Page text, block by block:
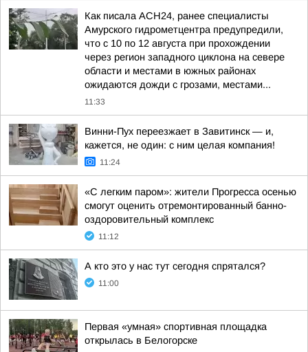
Как писала АСН24, ранее специалисты
Амурского гидрометцентра предупредили,
что с 10 по 12 августа при прохождении
через регион западного циклона на севере
области и местами в южных районах
ожидаются дожди с грозами, местами...
11:33
Винни-Пух переезжает в Завитинск — и,
кажется, не один: с ним целая компания!
11:24
«С легким паром»: жители Прогресса осенью
смогут оценить отремонтированный банно-
оздоровительный комплекс
11:12
А кто это у нас тут сегодня спрятался?
11:00
Первая «умная» спортивная площадка
открылась в Белогорске